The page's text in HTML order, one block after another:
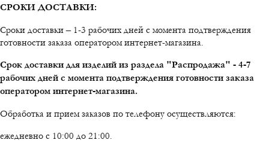
СРОКИ ДОСТАВКИ:
Сроки доставки – 1-3 рабочих дней с момента подтверждения
готовности заказа оператором интернет-магазина.
Срок доставки для изделий из раздела "Распродажа" - 4-7
рабочих дней с момента подтверждения готовности заказа
оператором интернет-магазина.
Обработка и прием заказов по телефону осуществляются:
ежедневно с 10:00 до 21:00.